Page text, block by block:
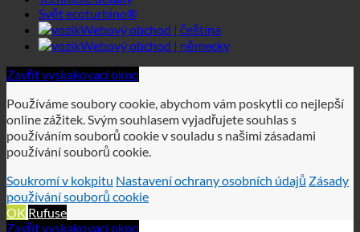
online zážitek. Svým souhlasem vyjadřujete souhlas s
používáním souborů cookie v souladu s našimi zásadami
používání souborů cookie.
Soukromí v kokpituNastavení ochrany osobních údajůZásady
používání souborů cookie
OK Rufuse
Zavřít vyskakovací okno
Nastavení ochrany osobních údajů uloženo!
Nastavení ochrany osobních údajů
Když navštívíte jakýkoli web, může prohlížeč ukládat nebo
načítat informace, většinou ve formě souborů cookie. Své
osobní služby souborů cookie můžete ovládat zde.